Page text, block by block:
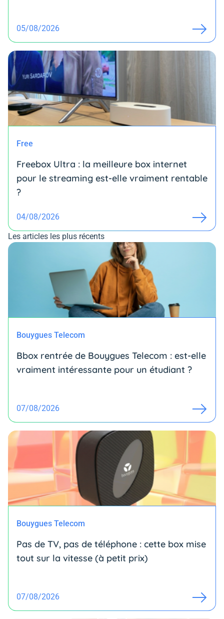
05/08/2026
Free
Freebox Ultra : la meilleure box internet
pour le streaming est-elle vraiment rentable
?
04/08/2026
Les articles les plus récents
Bouygues Telecom
Bbox rentrée de Bouygues Telecom : est-elle
vraiment intéressante pour un étudiant ?
07/08/2026
Bouygues Telecom
Pas de TV, pas de téléphone : cette box mise
tout sur la vitesse (à petit prix)
07/08/2026